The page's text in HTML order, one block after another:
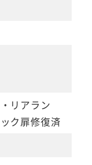
リアラン
ク扉修復済